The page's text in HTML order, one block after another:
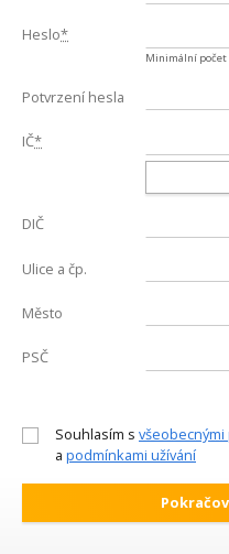
Heslo*
Minimální
Potvrzení hesla
IČ*
DIČ
Ulice a čp.
Město
PSČ
Souhlasím s
a podmínkami užívání